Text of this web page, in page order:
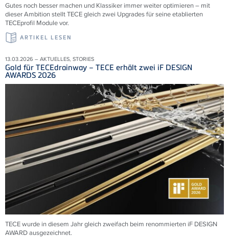
Gutes noch besser machen und Klassiker immer weiter optimieren – mit
dieser Ambition stellt TECE gleich zwei Upgrades für seine etablierten
TECEprofil Module vor.
ARTIKEL LESEN
13.03.2026 – AKTUELLES, STORIES
Gold für TECEdrainway – TECE erhält zwei iF DESIGN
AWARDS 2026
TECE wurde in diesem Jahr gleich zweifach beim renommierten iF DESIGN
AWARD ausgezeichnet.